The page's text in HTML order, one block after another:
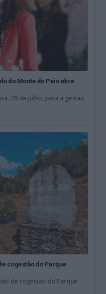
do Monte do Paio abre
28 de julho, para a gestão
cogestão do Parque
de cogestão do Parque